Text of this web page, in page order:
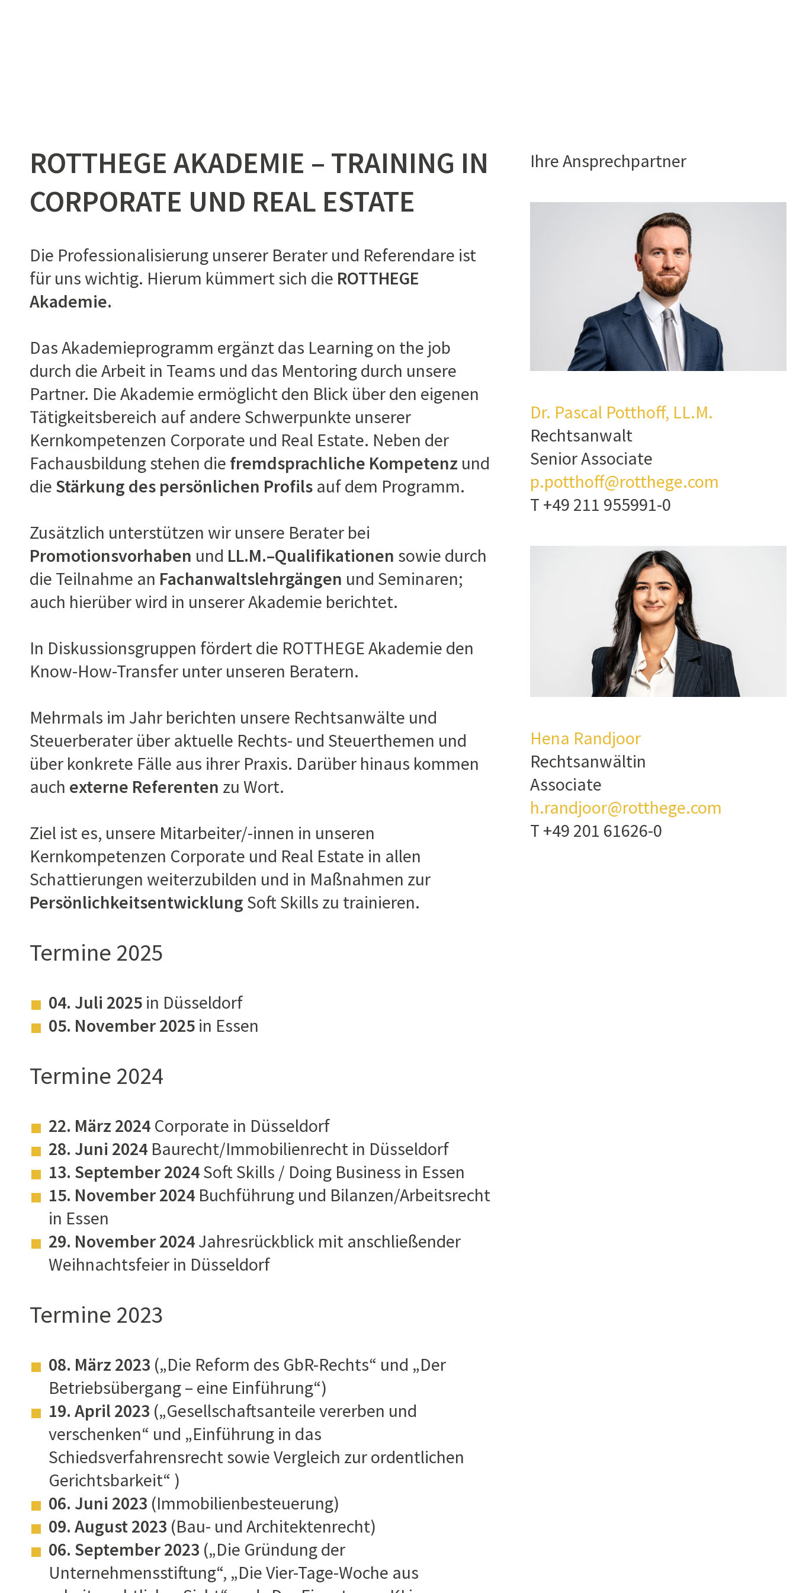
ROTTHEGE AKADEMIE – TRAINING IN
CORPORATE UND REAL ESTATE
Die Professionalisierung unserer Berater und Referendare ist
für uns wichtig. Hierum kümmert sich die ROTTHEGE
Akademie.
Das Akademieprogramm ergänzt das Learning on the job
durch die Arbeit in Teams und das Mentoring durch unsere
Partner. Die Akademie ermöglicht den Blick über den eigenen
Tätigkeitsbereich auf andere Schwerpunkte unserer
Kernkompetenzen Corporate und Real Estate. Neben der
Fachausbildung stehen die fremdsprachliche Kompetenz und
die Stärkung des persönlichen Profilsauf dem Programm.
Zusätzlich unterstützen wir unsere Berater bei
Promotionsvorhaben und LL.M.–Qualifikationen sowie durch
die Teilnahme an Fachanwaltslehrgängen und Seminaren;
auch hierüber wird in unserer Akademie berichtet.
In Diskussionsgruppen fördert die ROTTHEGE Akademie den
Know-How-Transfer unter unseren Beratern.
Mehrmals im Jahr berichten unsere Rechtsanwälte und
Steuerberater über aktuelle Rechts- und Steuerthemen und
über konkrete Fälle aus ihrer Praxis. Darüber hinaus kommen
auch externe Referenten zu Wort.
Ziel ist es, unsere Mitarbeiter/-innen in unseren
Kernkompetenzen Corporate und Real Estate in allen
Schattierungen weiterzubilden und in Maßnahmen zur
Persönlichkeitsentwicklung Soft Skills zu trainieren.
Termine 2025
04. Juli 2025in Düsseldorf
05. November 2025in Essen
Termine 2024
22. März 2024Corporate in Düsseldorf
28. Juni 2024Baurecht/Immobilienrecht in Düsseldorf
13. September 2024Soft Skills / Doing Business in Essen
15. November 2024Buchführung und Bilanzen/Arbeitsrecht
in Essen
29. November 2024Jahresrückblick mit anschließender
Weihnachtsfeier in Düsseldorf
Termine 2023
08. März 2023 („Die Reform des GbR-Rechts“ und „Der
Betriebsübergang – eine Einführung“)
19. April 2023 („Gesellschaftsanteile vererben und
verschenken“ und „Einführung in das
Schiedsverfahrensrecht sowie Vergleich zur ordentlichen
Gerichtsbarkeit“ )
06. Juni 2023 (Immobilienbesteuerung)
09. August 2023 (Bau- und Architektenrecht)
06. September 2023 („Die Gründung der
Unternehmensstiftung“, „Die Vier-Tage-Woche aus
Ihre Ansprechpartner
Dr. Pascal Potthoff, LL.M.
Rechtsanwalt
Senior Associate
p.potthoff@rotthege.com
T +49 211 955991-0
Hena Randjoor
Rechtsanwältin
Associate
h.randjoor@rotthege.com
T +49 201 61626-0